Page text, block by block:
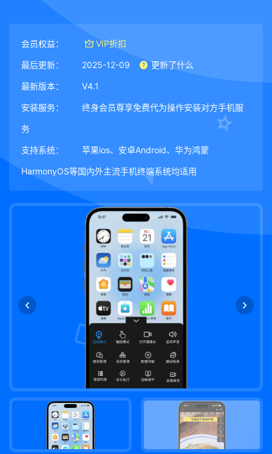
会员权益： VIP折扣
最后更新： 2025-12-09 更新了什么
最新版本： V4.1
安装服务： 终身会员尊享免费代为操作安装对方手机服
务
支持系统： 苹果ios、安卓Android、华为鸿蒙
HarmonyOS等国内外主流手机终端系统均适用